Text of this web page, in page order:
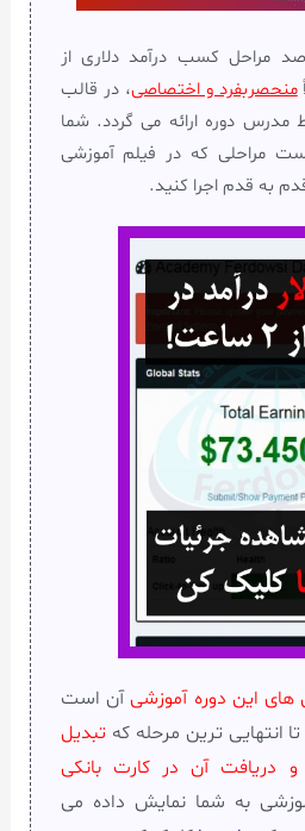
مراحل کسب درآمد دلاری از
منحصربفرد و اختصاصی، در قالب
دوره ارائه می گردد. شما
مراحلی که در فیلم آموزشی
به قدم اجرا کنید.
های این دوره آموزشیآن است
انتهایی ترین مرحله که تبدیل
و دریافت آن در کارت بانکی
به شما نمایش داده می